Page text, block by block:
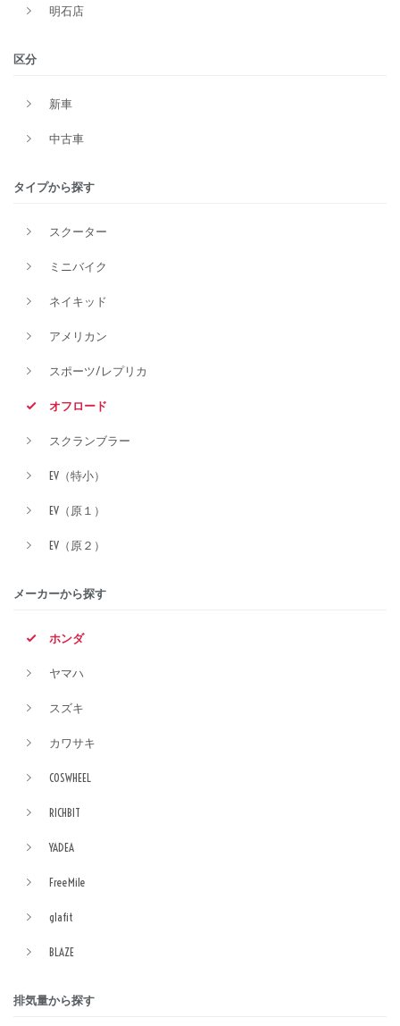
明石店
区分
新車
中古車
タイプから探す
スクーター
ミニバイク
ネイキッド
アメリカン
スポーツ/レプリカ
オフロード
スクランブラー
EV（特小）
EV（原１）
EV（原２）
メーカーから探す
ホンダ
ヤマハ
スズキ
カワサキ
COSWHEEL
RICHBIT
YADEA
FreeMile
glafit
BLAZE
排気量から探す
タイプ
価格